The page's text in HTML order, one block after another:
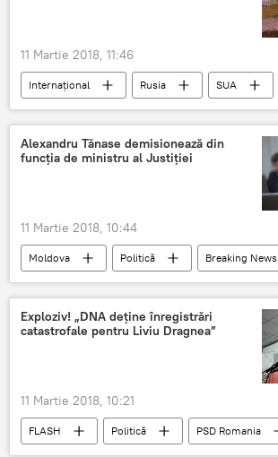
11 Martie 2018, 11:46
Internaţional Rusia
SUA
Megyn Kelly
Vladimir Putin
Donald Trump
imixtiunea rusească
interviu
NBC
Alexandru Tănase demisionează din
funcția de ministru al Justiției
11 Martie 2018, 10:44
Moldova Politică
Breaking News
FLASH
Republica Moldova
Veaceslav Platon
Alexandru Tănase
Demisie
convorbire telefonică
Exploziv! „DNA deţine înregistrări
catastrofale pentru Liviu Dragnea”
11 Martie 2018, 10:21
FLASH Politică
PSD Romania